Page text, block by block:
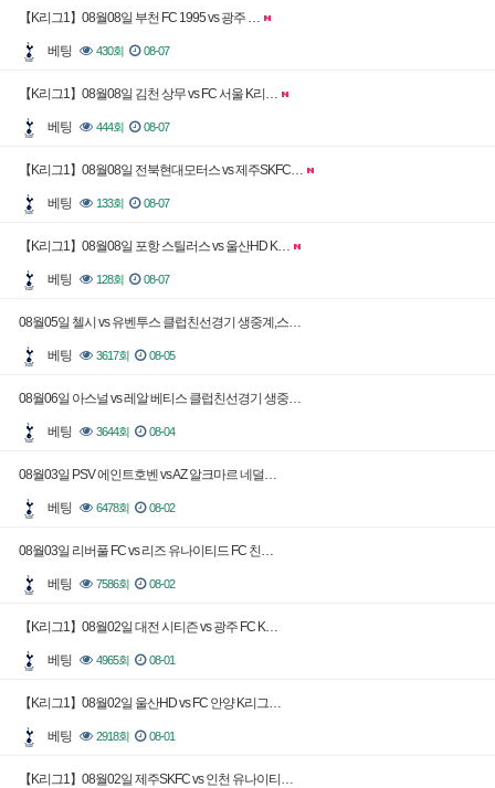
【K리그1】08월08일 부천 FC 1995 vs 광주 …
베팅 430회 08-07
【K리그1】08월08일 김천 상무 vs FC 서울 K리…
베팅 444회 08-07
【K리그1】08월08일 전북현대모터스 vs 제주SKFC…
베팅 133회 08-07
【K리그1】08월08일 포항 스틸러스 vs 울산HD K…
베팅 128회 08-07
08월05일 첼시 vs 유벤투스 클럽친선경기 생중계,스…
베팅 3617회 08-05
08월06일 아스널 vs 레알 베티스 클럽친선경기 생중…
베팅 3644회 08-04
08월03일 PSV 에인트호벤 vs AZ 알크마르 네덜…
베팅 6478회 08-02
08월03일 리버풀 FC vs 리즈 유나이티드 FC 친…
베팅 7586회 08-02
【K리그1】08월02일 대전 시티즌 vs 광주 FC K…
베팅 4965회 08-01
【K리그1】08월02일 울산HD vs FC 안양 K리그…
베팅 2918회 08-01
【K리그1】08월02일 제주SKFC vs 인천 유나이티…